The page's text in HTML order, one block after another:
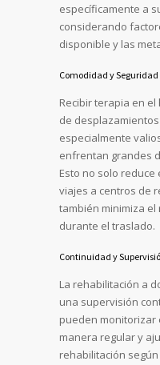
específicamente a
considerando
disponible y las
Comodidad y Seguridad
Recibir terapia en
de
especialmente
enfrentan grandes
Esto no solo
viajes a centros de
también minimiza
durante el traslado.
Continuidad y
La rehabilitación a
una supervisión
pueden monitorizar
manera regular y
rehabilitación